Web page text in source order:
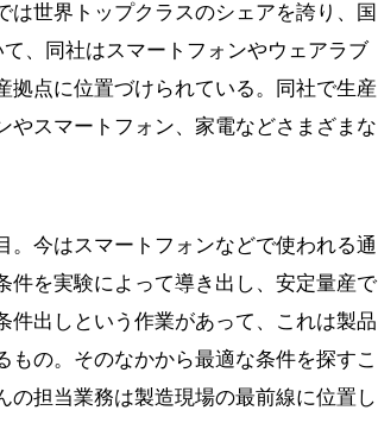
世界トップクラスのシェアを誇り、国
、同社はスマートフォンやウェアラブ
拠点に位置づけられている。同社で生産
スマートフォン、家電などさまざまな
今はスマートフォンなどで使われる通
件を実験によって導き出し、安定量産で
件出しという作業があって、これは製品
の。そのなかから最適な条件を探すこ
の担当業務は製造現場の最前線に位置し